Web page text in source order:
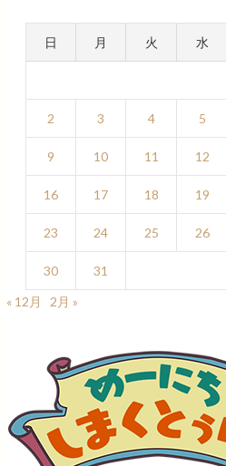
日 月 火 水
2 3 4 5
9 10 11 12
16 17 18 19
23 24 25 26
30
31
« 12月
2月 »